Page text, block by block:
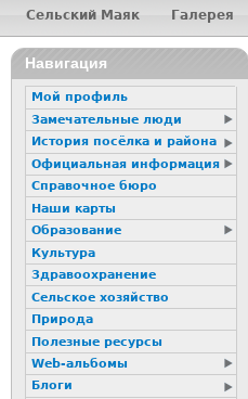
Главное меню
Сельский Маяк Галерея
16+
Навигация
Мой профиль
Замечательные люди
История посёлка и района
Официальная информация
Справочное бюро
Наши карты
Образование
Культура
Здравоохранение
Сельское хозяйство
Природа
Полезные ресурсы
Web-альбомы
Блоги